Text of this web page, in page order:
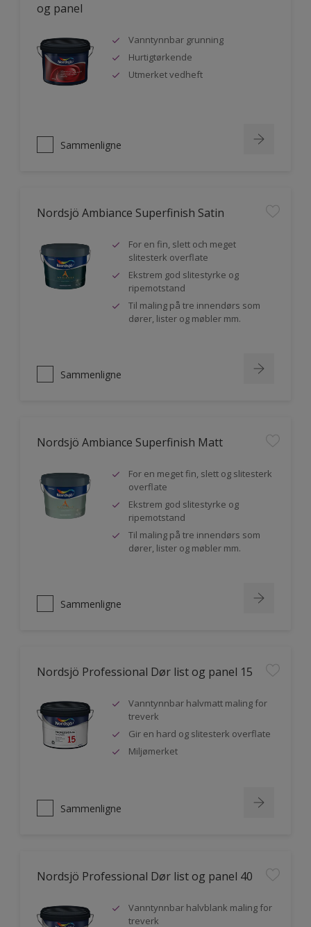
og panel
Vanntynnbar grunning
Hurtigtørkende
Utmerket vedheft
Sammenligne
Nordsjö Ambiance Superfinish Satin
For en fin, slett och meget
slitesterk overflate
Ekstrem god slitestyrke og
ripemotstand
Til maling på tre innendørs som
dører, lister og møbler mm.
Sammenligne
Nordsjö Ambiance Superfinish Matt
For en meget fin, slett og slitesterk
overflate
Ekstrem god slitestyrke og
ripemotstand
Til maling på tre innendørs som
dører, lister og møbler mm.
Sammenligne
Nordsjö Professional Dør list og panel 15
Vanntynnbar halvmatt maling for
treverk
Gir en hard og slitesterk overflate
Miljømerket
Sammenligne
Nordsjö Professional Dør list og panel 40
Vanntynnbar halvblank maling for
treverk